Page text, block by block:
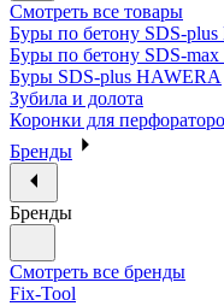
Смотреть все товары
Буры по бетону SDS-plus
Буры по бетону SDS-max
Буры SDS-plus HAWERA
Зубила и долота
Коронки для
Бренды
Бренды
Смотреть все бренды
Fix-Tool